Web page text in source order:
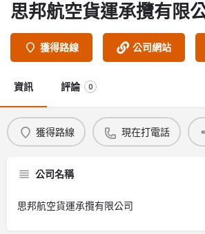
思邦航空貨運承攬有限
獲得路線 公司網站
資訊 評論 0
獲得路線 現在打電話
公司名稱
思邦航空貨運承攬有限公司